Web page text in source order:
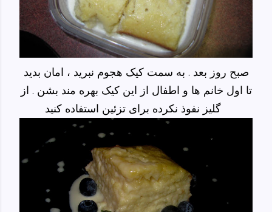
صبح روز بعد . به سمت کیک هجوم نبرید ، امان بدید
تا اول خانم ها و اطفال از این کیک بهره مند بشن . از